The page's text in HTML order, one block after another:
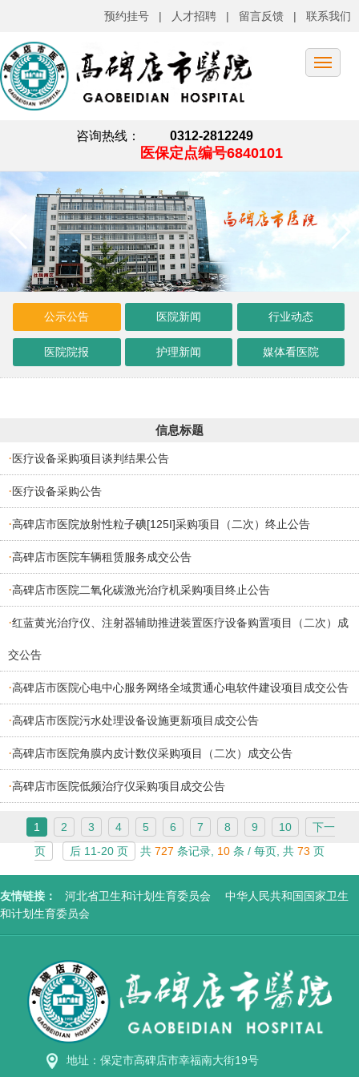
预约挂号 | 人才招聘 | 留言反馈 | 联系我们
咨询热线： 0312-2812249
医保定点编号6840101
公示公告 医院新闻 行业动态
医院院报 护理新闻 媒体看医院
信息标题
·医疗设备采购项目谈判结果公告
·医疗设备采购公告
·高碑店市医院放射性粒子碘[125I]采购项目（二次）终止公告
·高碑店市医院车辆租赁服务成交公告
·高碑店市医院二氧化碳激光治疗机采购项目终止公告
·红蓝黄光治疗仪、注射器辅助推进装置医疗设备购置项目（二次）成
交公告
·高碑店市医院心电中心服务网络全域贯通心电软件建设项目成交公告
·高碑店市医院污水处理设备设施更新项目成交公告
·高碑店市医院角膜内皮计数仪采购项目（二次）成交公告
·高碑店市医院低频治疗仪采购项目成交公告
1 2 3 4 5 6 7 8 9 10
下一
页
后 11-20 页 共 727 条记录, 10 条 / 每页, 共 73 页
友情链接： 河北省卫生和计划生育委员会
中华人民共和国国家卫生
和计划生育委员会
地址：保定市高碑店市幸福南大街19号